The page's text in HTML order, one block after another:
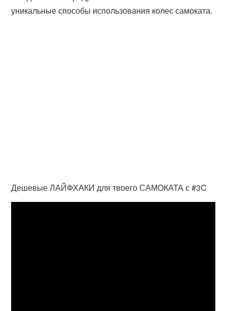
уникальные способы использования колес самоката.
Дешевые ЛАЙФХАКИ для твоего САМОКАТА с #3C